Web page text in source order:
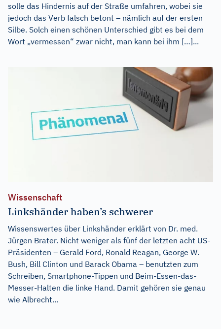
solle das Hindernis auf der Straße umfahren, wobei sie
jedoch das Verb falsch betont – nämlich auf der ersten
Silbe. Solch einen schönen Unterschied gibt es bei dem
Wort „vermessen“ zwar nicht, man kann bei ihm […]...
Wissenschaft
Linkshänder haben’s schwerer
Wissenswertes über Linkshänder erklärt von Dr. med.
Jürgen Brater. Nicht weniger als fünf der letzten acht US-
Präsidenten – Gerald Ford, Ronald Reagan, George W.
Bush, Bill Clinton und Barack Obama – benutzten zum
Schreiben, Smartphone-Tippen und Beim-Essen-das-
Messer-Halten die linke Hand. Damit gehören sie genau
wie Albrecht...